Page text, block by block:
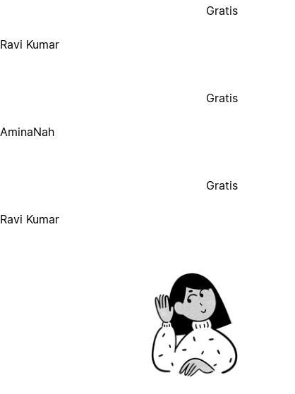
Ravi Kumar
Gratis
AminaNah
Gratis
Ravi Kumar
Gratis